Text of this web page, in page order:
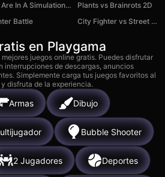
We Are In A Simulation Simulator
Plants vs Brainrots 2D
Battle City Fighter vs Street Gang
en Playgama
juegos online gratis. Puedes disfrutar
interrupciones de descargas, anuncios
Simplemente carga tus juegos favoritos al
disfruta de la experiencia.
Armas Dibujo
Bubble Shooter
2 Jugadores Deportes